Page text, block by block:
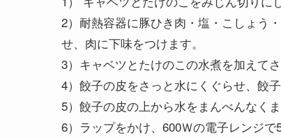
2）耐熱容器に豚ひき肉・塩・こしょう
せ、肉に下味をつけます。
3）キャベツとたけのこの水煮を加えて
4）餃子の皮をさっと水にくぐらせ、餃
5）餃子の皮の上から水をまんべんなくま
6）ラップをかけ、600Ｗの電子レンジで